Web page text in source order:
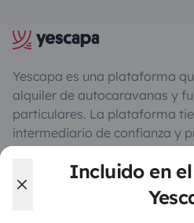
Incluido en
Yescapa es una plataforma
alquiler de autocaravanas y
particulares. La plataforma
intermediario de confianza y
llave en mano para unas
seguridad.
3.84/5 sobre 1170 opiniones